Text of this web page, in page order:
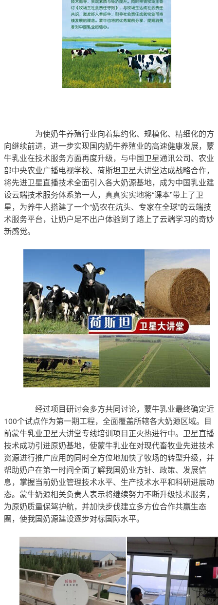
向继续前进，进一步实现国内奶牛养殖业的高速健康发展，蒙
牛乳业在技术服务方面再度升级，与中国卫星通讯公司、农业
部中央农业广播电视学校、荷斯坦卫星大讲堂达成战略合作，
将先进卫星直播技术全面引入各大奶源基地，成为中国乳业建
设云端技术服务体系第一人，真真实实地将“课本”带上了卫
星，为养牛人搭建了一个“奶农在炕头、专家在全球”的云端技
术服务平台，让奶户足不出户体验到了踏上了云端学习的奇妙
新感觉。
100个试点作为第一期工程，全面覆盖所辖各大奶源区域。目
前蒙牛乳业卫星大讲堂专线培训项目正火热进行中。卫星直播
技术成功引进原奶基地，使蒙牛乳业在对现代畜牧业先进技术
资源进行推广应用的同时全方位地加快了牧场的转型升级，并
帮助奶户在第一时间全面了解我国奶业方针、政策、发展信
息，掌握当前奶业管理技术水平、生产技术水平和科研进展动
态。蒙牛奶源相关负责人表示将继续努力不断升级技术服务，
为原奶质量保驾护航，并加快步伐建立多方位合作共赢生态
圈，使我国奶源建设逐步对标国际水平。